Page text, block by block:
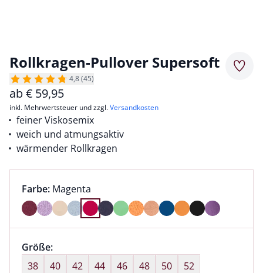
Rollkragen-Pullover Supersoft
4,8 (45)
ab€ 59,95
inkl. Mehrwertsteuer und zzgl.Versandkosten
feiner Viskosemix
weich und atmungsaktiv
wärmender Rollkragen
Farbauswahl:
Farbe: aktuell ausgewählt:
Magenta
Farbe Magenta ausgewählt
Größenauswahl:
Größe:nichts ausgewählt
38
40 42 44 46 48 50
52